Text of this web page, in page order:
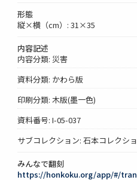
形態
縦×横（cm）: 31×35
内容記述
内容分類: 災害
資料分類: かわら版
印刷分類: 木版(墨一色)
資料番号: I-05-037
サブコレクション: 石本コレクシ
みんなで翻刻
https://honkoku.org/app/#/